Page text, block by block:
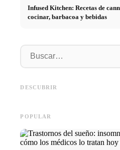
Infused Kitchen: Recetas de
cocinar, barbacoa y bebidas
DESCUBRIR
Online Marketing
POPULAR